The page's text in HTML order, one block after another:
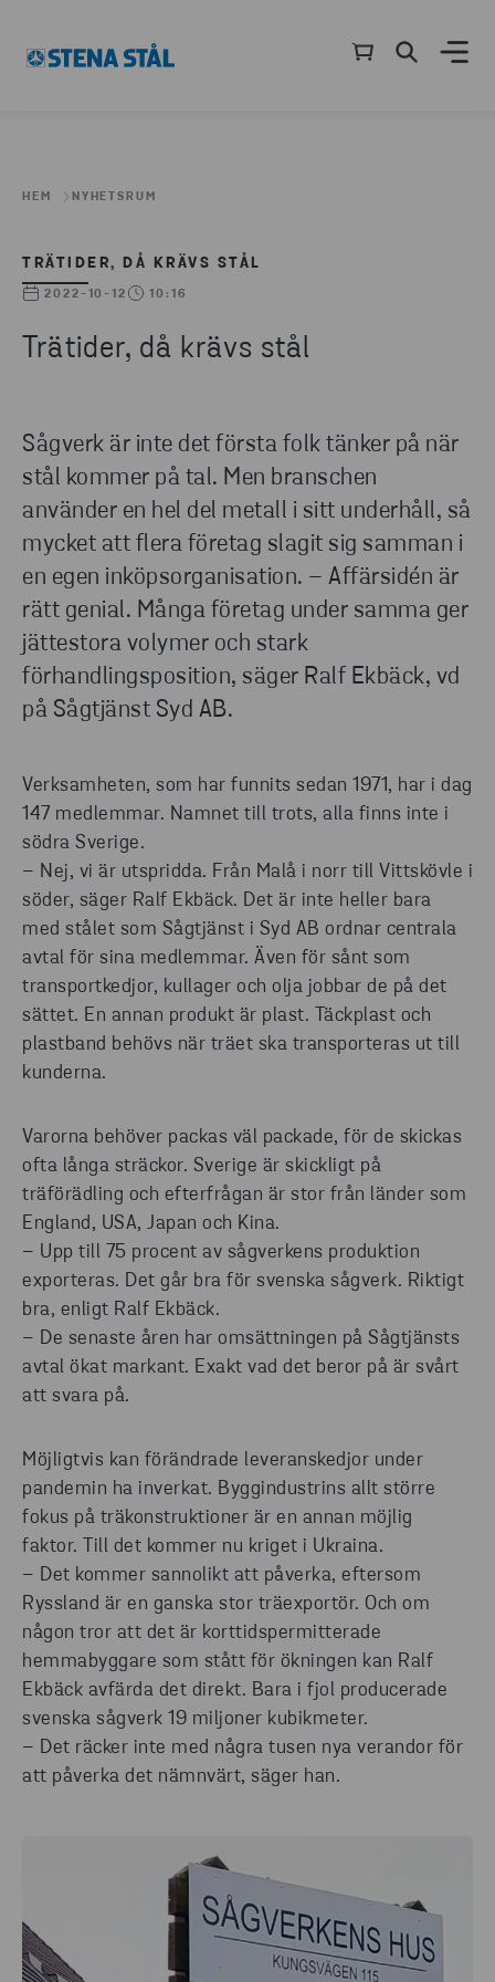
HEM NYHETSRUM
TRÄTIDER, DÅ KRÄVS STÅL
2022-10-12 10:16
Trätider, då krävs stål
Sågverk är inte det första folk tänker på när
stål kommer på tal. Men branschen
använder en hel del metall i sitt underhåll, så
mycket att flera företag slagit sig samman i
en egen inköpsorganisation. – Affärsidén är
rätt genial. Många företag under samma ger
jättestora volymer och stark
förhandlingsposition, säger Ralf Ekbäck, vd
på Sågtjänst Syd AB.
Verksamheten, som har funnits sedan 1971, har i dag
147 medlemmar. Namnet till trots, alla finns inte i
södra Sverige.
– Nej, vi är utspridda. Från Malå i norr till Vittskövle i
söder, säger Ralf Ekbäck. Det är inte heller bara
med stålet som Sågtjänst i Syd AB ordnar centrala
avtal för sina medlemmar. Även för sånt som
transportkedjor, kullager och olja jobbar de på det
sättet. En annan produkt är plast. Täckplast och
plastband behövs när träet ska transporteras ut till
kunderna.
Varorna behöver packas väl packade, för de skickas
ofta långa sträckor. Sverige är skickligt på
träförädling och efterfrågan är stor från länder som
England, USA, Japan och Kina.
– Upp till 75 procent av sågverkens produktion
exporteras. Det går bra för svenska sågverk. Riktigt
bra, enligt Ralf Ekbäck.
– De senaste åren har omsättningen på Sågtjänsts
avtal ökat markant. Exakt vad det beror på är svårt
att svara på.
Möjligtvis kan förändrade leveranskedjor under
pandemin ha inverkat. Byggindustrins allt större
fokus på träkonstruktioner är en annan möjlig
faktor. Till det kommer nu kriget i Ukraina.
– Det kommer sannolikt att påverka, eftersom
Ryssland är en ganska stor träexportör. Och om
någon tror att det är korttidspermitterade
hemmabyggare som stått för ökningen kan Ralf
Ekbäck avfärda det direkt. Bara i fjol producerade
svenska sågverk 19 miljoner kubikmeter.
– Det räcker inte med några tusen nya verandor för
att påverka det nämnvärt, säger han.